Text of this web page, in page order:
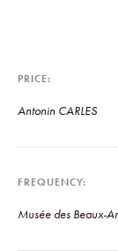
PRICE
Antonin CARLES
FREQUENCY
Musée des Beaux-